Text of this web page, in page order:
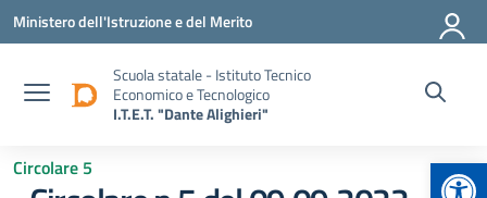
Vai ai contenuti
Vai al menu di navigazione
Vai al footer
Ministero dell'Istruzione e del Merito
Scuola statale - Istituto Tecnico
Economico e Tecnologico
I.T.E.T. "Dante Alighieri"
Circolare 5